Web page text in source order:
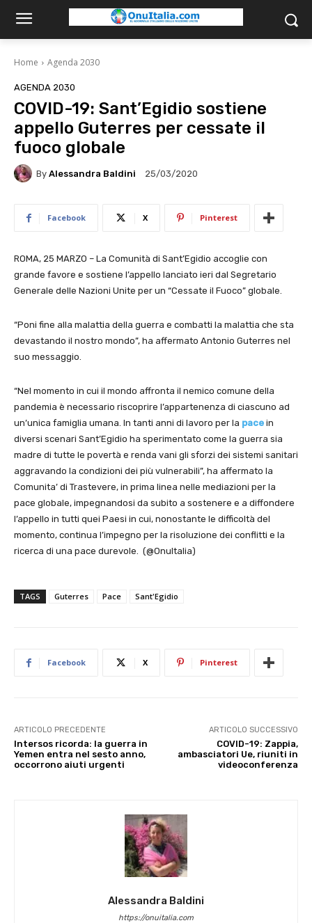
Home Agenda 2030
AGENDA 2030
COVID-19: Sant’Egidio sostiene
appello Guterres per cessate il
fuoco globale
By Alessandra Baldini 25/03/2020
Facebook X Pinterest
ROMA, 25 MARZO – La Comunità di Sant’Egidio accoglie con
grande favore e sostiene l’appello lanciato ieri dal Segretario
Generale delle Nazioni Unite per un “Cessate il Fuoco” globale.
“Poni fine alla malattia della guerra e combatti la malattia che sta
devastando il nostro mondo”, ha affermato Antonio Guterres nel
suo messaggio.
“Nel momento in cui il mondo affronta il nemico comune della
pandemia è necessario riscoprire l’appartenenza di ciascuno ad
un’unica famiglia umana. In tanti anni di lavoro per la pace in
diversi scenari Sant’Egidio ha sperimentato come la guerra sia
madre di tutte le povertà e renda vani gli sforzi dei sistemi sanitari
aggravando la condizioni dei più vulnerabili”, ha affermato la
Comunita’ di Trastevere, in prima linea nelle mediazioni per la
pace globale, impegnandosi da subito a sostenere e a diffondere
l’appello in tutti quei Paesi in cui, nonostante le difficoltà del
momento, continua l’impegno per la risoluzione dei conflitti e la
ricerca di una pace durevole. (@OnuItalia)
TAGS Guterres Pace Sant'Egidio
Facebook X Pinterest
ARTICOLO PRECEDENTE
Intersos ricorda: la guerra in
Yemen entra nel sesto anno,
occorrono aiuti urgenti
ARTICOLO SUCCESSIVO
COVID-19: Zappia,
ambasciatori Ue, riuniti in
videoconferenza
Alessandra Baldini
https://onuitalia.com